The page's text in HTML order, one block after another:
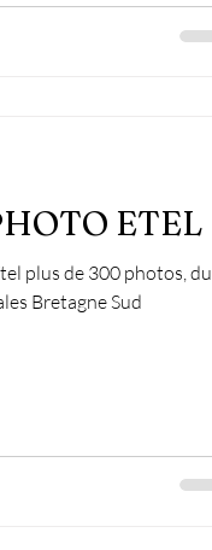
ETEL
plus de 300 photos, du
Bretagne Sud